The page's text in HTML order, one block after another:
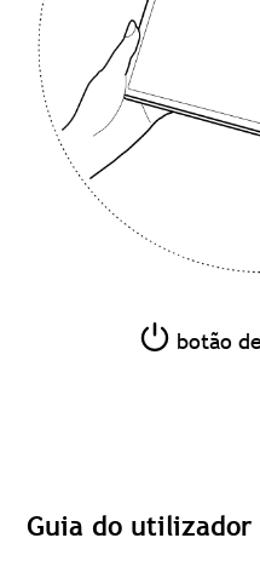
botão
Guia do utilizador